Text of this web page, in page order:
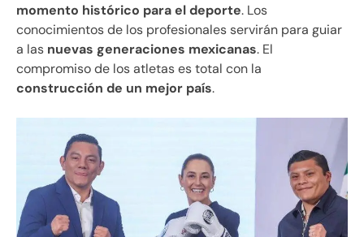
momento histórico para el deporte. Los
conocimientos de los profesionales servirán para guiar
a las nuevas generaciones mexicanas. El
compromiso de los atletas es total con la
construcción de un mejor país.